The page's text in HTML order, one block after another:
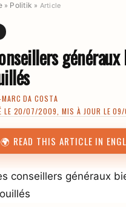
» Politik » Article
MARC DA COSTA
LE 20/07/2009, MIS À JOUR LE
🌍 READ THIS ARTICLE IN